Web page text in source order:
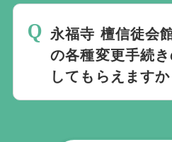
点がありましたらお
い。
要望にお応えしてお
永福寺 檀信徒会
の各種変更手続
してもらえますか